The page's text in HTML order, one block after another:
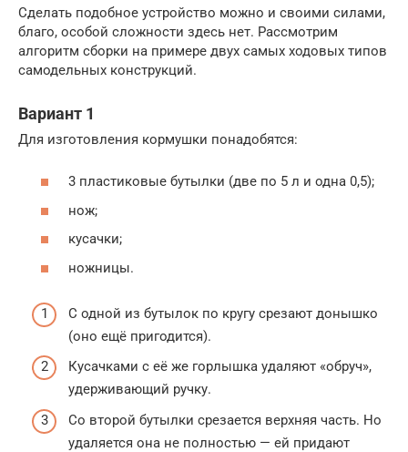
Сделать подобное устройство можно и своими силами,
благо, особой сложности здесь нет. Рассмотрим
алгоритм сборки на примере двух самых ходовых типов
самодельных конструкций.
Вариант 1
Для изготовления кормушки понадобятся:
3 пластиковые бутылки (две по 5 л и одна 0,5);
нож;
кусачки;
ножницы.
С одной из бутылок по кругу срезают донышко
(оно ещё пригодится).
Кусачками с её же горлышка удаляют «обруч»,
удерживающий ручку.
Со второй бутылки срезается верхняя часть. Но
удаляется она не полностью — ей придают